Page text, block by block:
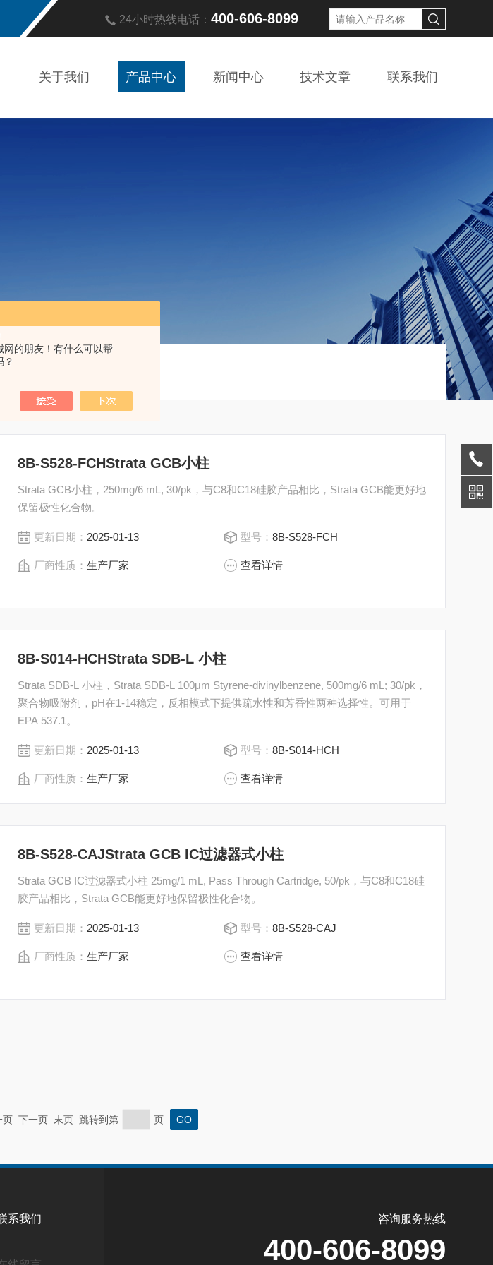
网的朋友！有什么可以帮
？
24小时热线电话： 400-606-8099
关于我们 产品中心 新闻中心 技术文章 联系我们
8B-S528-FCHStrata GCB小柱
Strata GCB小柱，250mg/6 mL, 30/pk，与C8和C18硅胶产品相比，Strata GCB能更好地
保留极性化合物。
更新日期： 2025-01-13 型号： 8B-S528-FCH
厂商性质：生产厂家 查看详情
8B-S014-HCHStrata SDB-L 小柱
Strata SDB-L 小柱，Strata SDB-L 100μm Styrene-divinylbenzene, 500mg/6 mL; 30/pk，
聚合物吸附剂，pH在1-14稳定，反相模式下提供疏水性和芳香性两种选择性。可用于
EPA 537.1。
更新日期： 2025-01-13 型号： 8B-S014-HCH
厂商性质：生产厂家 查看详情
8B-S528-CAJStrata GCB IC过滤器式小柱
Strata GCB IC过滤器式小柱 25mg/1 mL, Pass Through Cartridge, 50/pk，与C8和C18硅
胶产品相比，Strata GCB能更好地保留极性化合物。
更新日期： 2025-01-13 型号： 8B-S528-CAJ
厂商性质：生产厂家 查看详情
页 下一页 末页 跳转到第 页
系我们 咨询服务热线
400-606-8099